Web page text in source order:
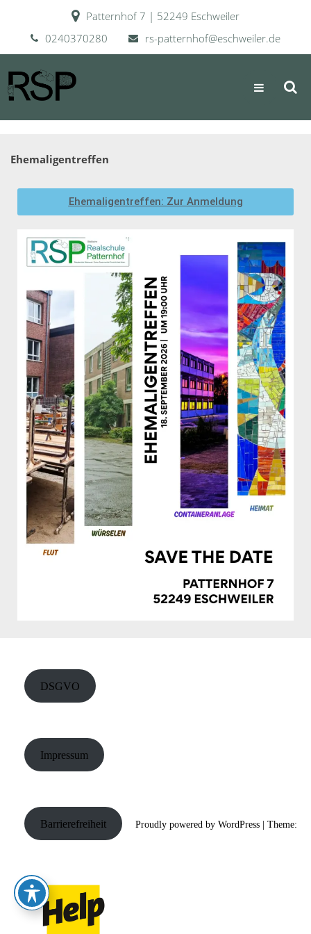
Patternhof 7 | 52249 Eschweiler
0240370280
rs-patternhof@eschweiler.de
Ehemaligentreffen
Ehemaligentreffen: Zur Anmeldung
DSGVO
Impressum
Barrierefreiheit Proudly powered by WordPress | Theme: